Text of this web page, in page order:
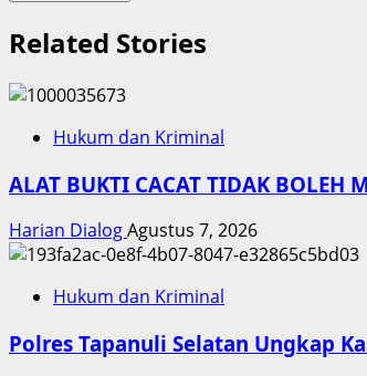
Related Stories
Hukum dan Kriminal
ALAT BUKTI CACAT TIDAK BOLEH
Harian DialogAgustus 7, 2026
Hukum dan Kriminal
Polres Tapanuli Selatan Ungkap